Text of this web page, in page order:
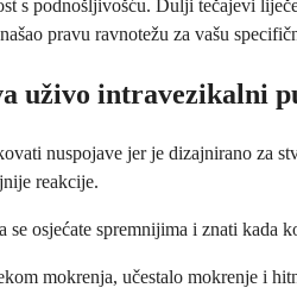
s podnošljivošću. Dulji tečajevi
pravu ravnotežu za vašu
uživo intravezikalni
nuspojave jer je dizajnirano za
reakcije.
osjećate spremnijima i znati
mokrenja, učestalo mokrenje i